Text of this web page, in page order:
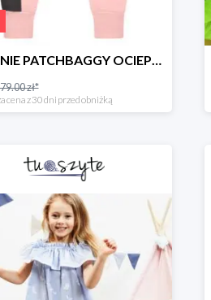
SPODNIE PATCHBAGGY OCIEPLANE RÓŻOWO-BORDOWE
79.00 zł*
cena z 30 dni przed obniżką